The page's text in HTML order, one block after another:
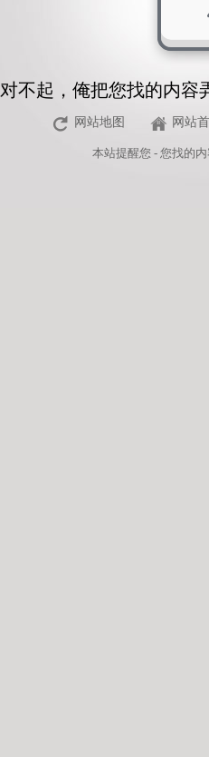
对不起，俺把您找的内容
网站地图 网站
本站提醒您 - 您找的